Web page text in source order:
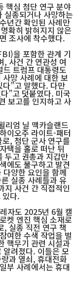
핵심 첨단 연구 분야
실종되거나 사망하는
년간 확인된 사례만
확히 밝혀지지 않은
조사에 착수했다.
을 포함한 관계 기
, 사건 간 연관성 여
트럼프 대통령도
망 사례에 대한 보
”고 말했다. 다만
”고 덧붙였다. 미국
보고를 인지하고 사
리엄 닐 맥카슬랜드
이오주 라이트-패터
, 첨단 군사 연구를
택을 홀로 떠난 뒤
두고 권총과 지갑만
에도 불구하고 발견
다양한 요인을 함께
실종 사례들과 유
지 사건 간 직접적인
있다.
자도 2025년 6월 캘
켓 엔진 핵심 소재로
, 실종 직전 연구 책
여한 수색 작업을 벌
핵무기 관련 시설과
알려졌다. 이들은 모
과 열쇠, 휴대전화
부 사례에서는 휴대